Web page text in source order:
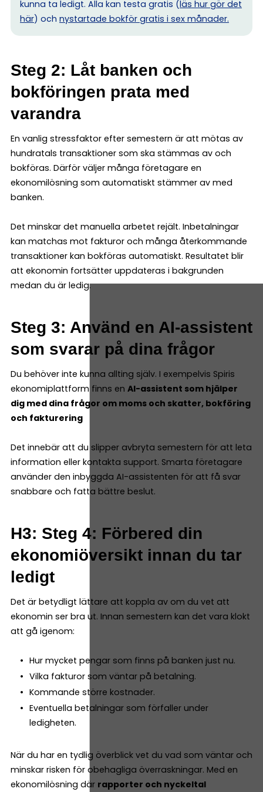
kunna ta ledigt. Alla kan testa gratis (läs hur gör det
här) och nystartade bokför gratis i sex månader.
Steg 2: Låt banken och
bokföringen prata med
varandra
En vanlig stressfaktor efter semestern är att mötas av
hundratals transaktioner som ska stämmas av och
bokföras. Därför väljer många företagare en
ekonomilösning som automatiskt stämmer av med
banken.
Det minskar det manuella arbetet rejält. Inbetalningar
kan matchas mot fakturor och många återkommande
transaktioner kan bokföras automatiskt. Resultatet blir
att ekonomin fortsätter uppdateras i bakgrunden
medan du är ledig.
Steg 3: Använd en AI-assistent
som svarar på dina frågor
Du behöver inte kunna allting själv. I exempelvis Spiris
ekonomiplattform finns en AI-assistent som hjälper
dig med dina frågor om moms och skatter, bokföring
och fakturering
Det innebär att du slipper avbryta semestern för att leta
information eller kontakta support. Smarta företagare
använder den inbyggda AI-assistenten för att få svar
snabbare och fatta bättre beslut.
H3: Steg 4: Förbered din
ekonomiöversikt innan du tar
ledigt
Det är betydligt lättare att koppla av om du vet att
ekonomin ser bra ut. Innan semestern kan det vara klokt
att gå igenom:
Hur mycket pengar som finns på banken just nu.
Vilka fakturor som väntar på betalning.
Kommande större kostnader.
Eventuella betalningar som förfaller under
ledigheten.
När du har en tydlig överblick vet du vad som väntar och
minskar risken för obehagliga överraskningar. Med en
ekonomilösning där rapporter och nyckeltal